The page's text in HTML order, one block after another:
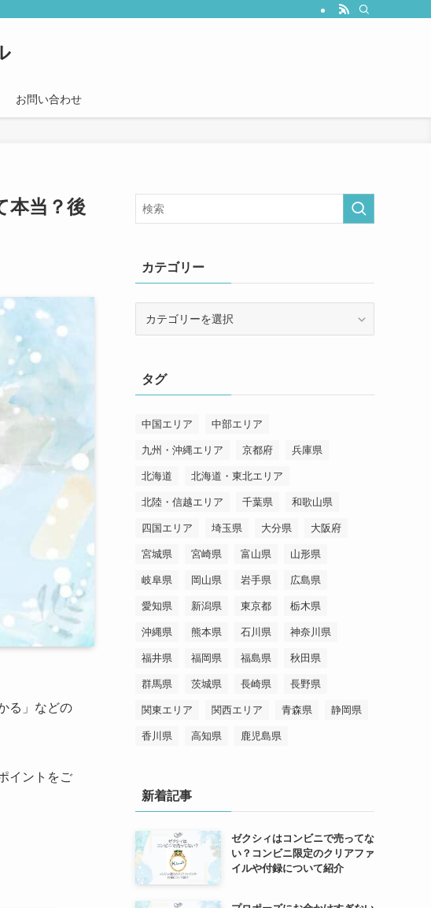
お問い合わせ
本当？後
る」などの
イントをご
カテゴリー
ータグ
中国エリア 中部エリア
九州・沖縄エリア 京都府 兵庫県
北海道 北海道・東北エリア
北陸・信越エリア 千葉県 和歌山県
四国エリア 埼玉県 大分県 大阪府
宮城県 宮崎県 富山県 山形県
岐阜県 岡山県 岩手県 広島県
愛知県 新潟県 東京都 栃木県
沖縄県 熊本県 石川県 神奈川県
福井県 福岡県 福島県 秋田県
群馬県 茨城県 長崎県 長野県
関東エリア 関西エリア 青森県 静岡県
香川県 高知県 鹿児島県
新着記事
ゼクシィはコンビニで売ってな
い？コンビニ限定のクリアファ
イルや付録について紹介